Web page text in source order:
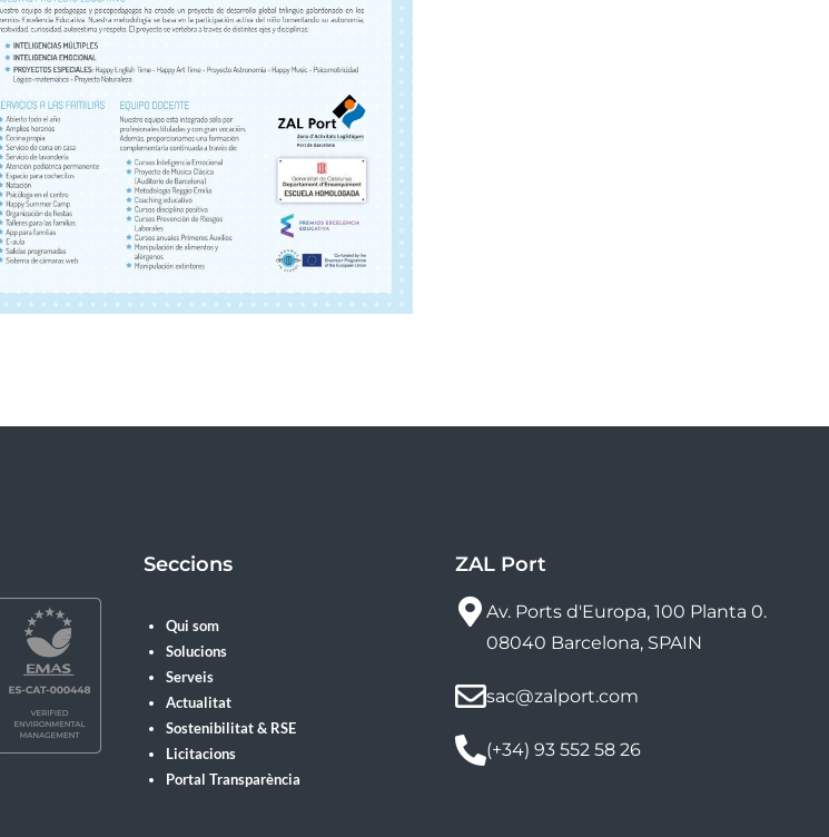
Seccions
Qui som
Solucions
Serveis
Actualitat
Sostenibilitat & RSE
Licitacions
Portal Transparència
ZAL Port
Av. Ports d'Europa, 100 Planta 0.
08040 Barcelona, SPAIN
sac@zalport.com
(+34) 93 552 58 26